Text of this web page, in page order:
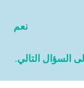
نعم
السؤال التالي.